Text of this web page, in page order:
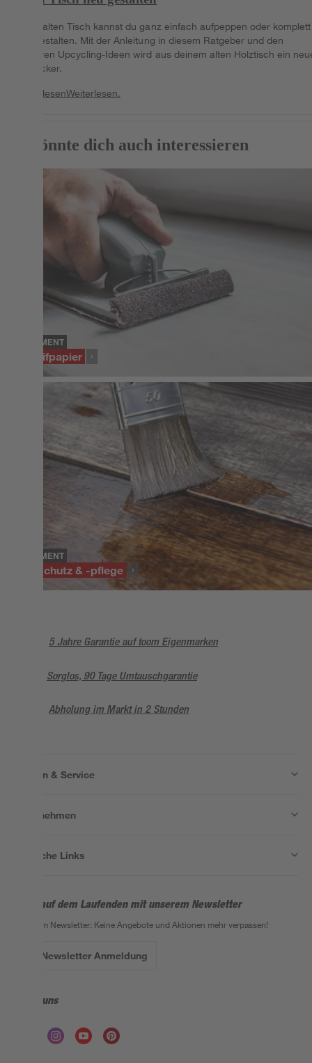
Einen alten Tisch kannst du ganz einfach aufpeppen oder komplett
neu gestalten. Mit der Anleitung in diesem Ratgeber und den
kreativen Upcycling-Ideen wird aus deinem alten Holztisch ein
Hingucker.
WeiterlesenWeiterlesen.
Das könnte dich auch interessieren
SORTIMENT
Schleifpapier
SORTIMENT
Holzschutz & -pflege
5 Jahre Garantie auf toom Eigenmarken
Sorglos, 90 Tage Umtauschgarantie
Abholung im Markt in 2 Stunden
Wissen & Service
Unternehmen
Nützliche Links
Bleib auf dem Laufenden mit unserem Newsletter
Der toom Newsletter: Keine Angebote und Aktionen mehr verpassen!
Zur Newsletter Anmeldung
Folge uns